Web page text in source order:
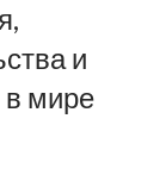
и
в мире